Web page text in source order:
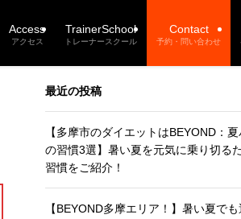
Access
アクセス
TrainerSchool
トレーナースクール
Contact
予約・問い合わせ
最近の投稿
【多摩市のダイエットはBEYOND：
の習慣3選】暑い夏を元気に乗り切る
習慣をご紹介！
【BEYOND多摩エリア！】暑い夏で